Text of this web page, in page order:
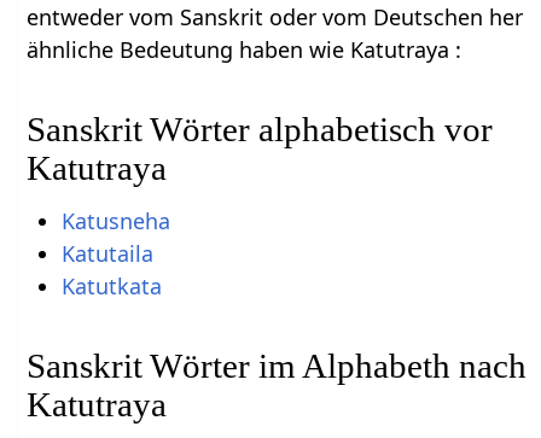
entweder vom Sanskrit oder vom Deutschen her
ähnliche Bedeutung haben wie Katutraya :
Sanskrit Wörter alphabetisch vor
Katutraya
Katusneha
Katutaila
Katutkata
Sanskrit Wörter im Alphabeth nach
Katutraya